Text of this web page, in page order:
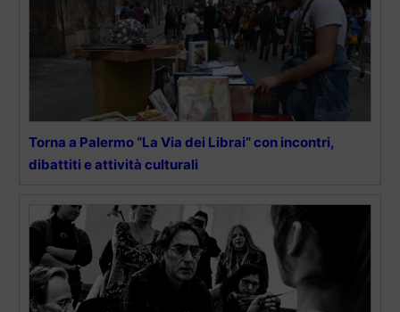
Torna a Palermo “La Via dei Librai” con incontri,
dibattiti e attività culturali